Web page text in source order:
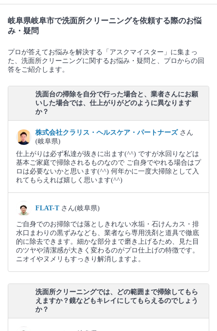
岐阜県岐阜市で洗面所クリーニングを依頼する際のお悩
み・疑問
プロが答えてお悩みを解決する「アスクマイスター」に集まっ
た、洗面所クリーニングに関するお悩み・疑問と、プロからの回
答をご紹介します。
洗面台の掃除を自分で行った場合と、業者さんにお願
いした場合では、仕上がりがどのように異なります
か？
株式会社クラリス・ヘルスケア・パートナーズ さん
(岐阜県)
仕上がりは必ず私達が抜きに出ます(⁠^⁠^⁠) ですが水回りなどは
基本ご家庭で掃除されるものなので ご自身でやれる場合はプ
ロは必要ないかと思います(⁠^⁠^⁠) 何年かに一度大掃除として入
れてもらえれば嬉しく思います(⁠^⁠^⁠)
FLAT-T さん(岐阜県)
ご自身でのお掃除では落としきれない水垢・石けんカス・排
水口まわりの黒ずみなども、業者なら専用洗剤と道具で徹底
的に除去できます。細かな部分まで磨き上げるため、見た目
のツヤや清潔感が大きく変わるのがプロ仕上げの特徴です。
ニオイやヌメリもすっきり解消しますよ。
洗面所クリーニングでは、どの範囲まで掃除してもら
えますか？鏡などもキレイにしてもらえるのでしょう
か？